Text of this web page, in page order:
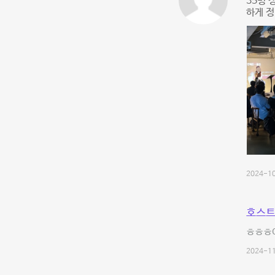
하게
2024-
호스
ㅎㅎ
2024-